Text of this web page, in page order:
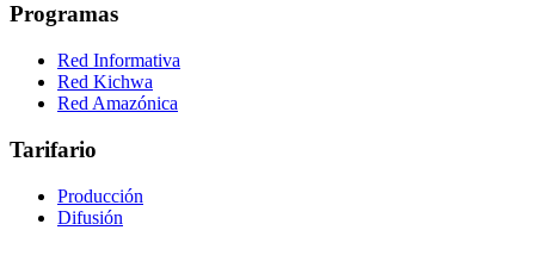
Programas
Red Informativa
Red Kichwa
Red Amazónica
Tarifario
Producción
Difusión